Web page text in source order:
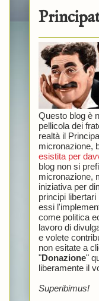
Questo blog è
pellicola dei
realtà il
micronazione,
esistita per
blog non si
micronazione,
iniziativa per
principi
essi
come politica
lavoro di
e volete
non esitate a
"Donazione"
liberamente il
Superibimus!